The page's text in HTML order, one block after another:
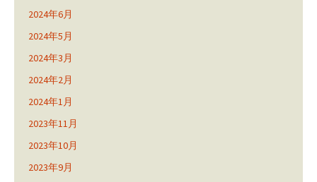
2024年6月
2024年5月
2024年3月
2024年2月
2024年1月
2023年11月
2023年10月
2023年9月